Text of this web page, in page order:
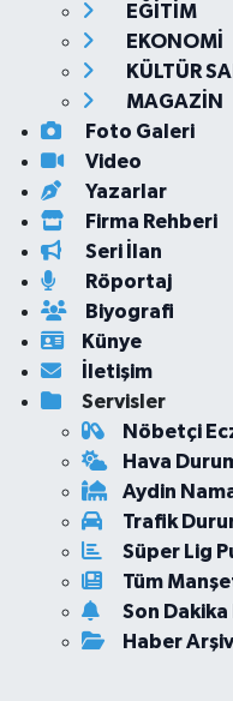
EĞİTİM
EKONOMİ
KÜLTÜR
MAGAZİN
Foto Galeri
Video
Yazarlar
Firma Rehberi
Seri İlan
Röportaj
Biyografi
Künye
İletişim
Servisler
Nöbetçi
Hava
Aydin
Trafik
Süper Lig
Tüm
Son
Haber